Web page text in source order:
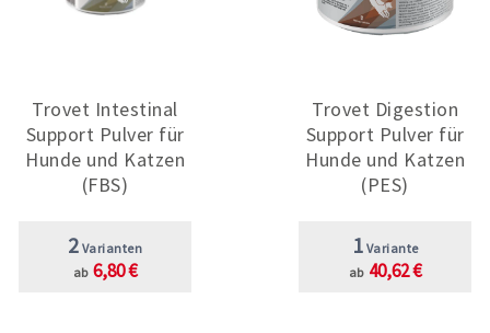
Trovet Intestinal
Support Pulver für
Hunde und Katzen
(FBS)
2 Varianten
ab 6,80 €
Trovet Digestion
Support Pulver für
Hunde und Katzen
(PES)
1 Variante
ab 40,62 €